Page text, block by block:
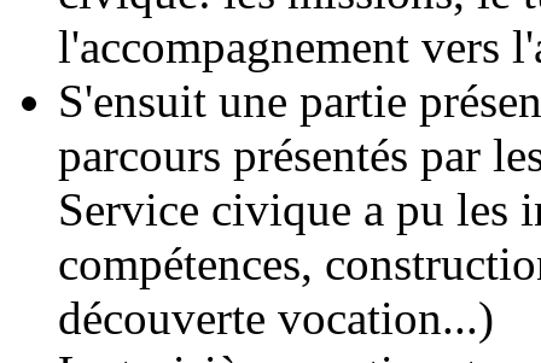
l'accompagnement vers
S'ensuit une partie
parcours présentés par
Service civique a pu les
compétences,
découverte vocation...)